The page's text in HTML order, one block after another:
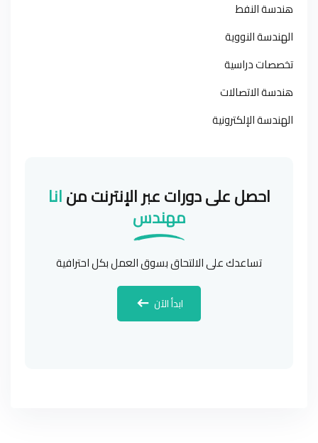
هندسة النفط
الهندسة النووية
تخصصات دراسية
هندسة الاتصالات
الهندسة الإلكترونية
احصل على دورات عبر الإنترنت منانا
مهندس
تساعدك على الالتحاق بسوق العمل بكل احترافية
ابدأ الآن